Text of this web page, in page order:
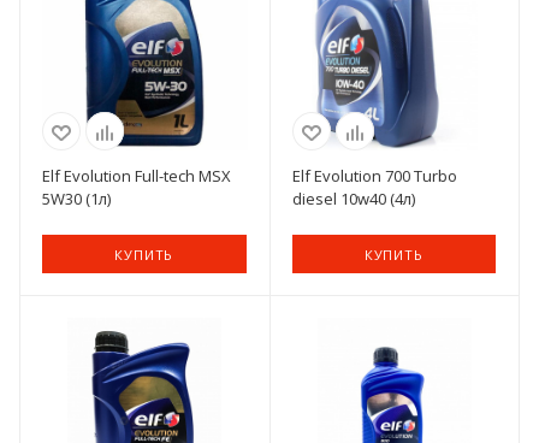
Elf Evolution Full-tech MSX
5W30 (1л)
КУПИТЬ
Elf Evolution 700 Turbo
diesel 10w40 (4л)
КУПИТЬ